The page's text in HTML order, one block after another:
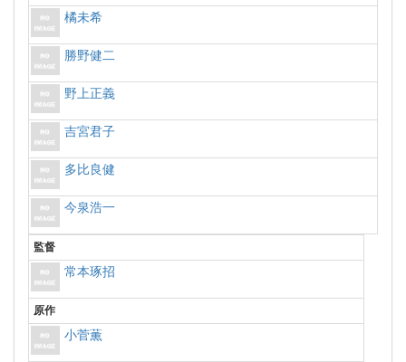
橘未希
勝野健二
野上正義
吉宮君子
多比良健
今泉浩一
監督
常本琢招
原作
小菅薫